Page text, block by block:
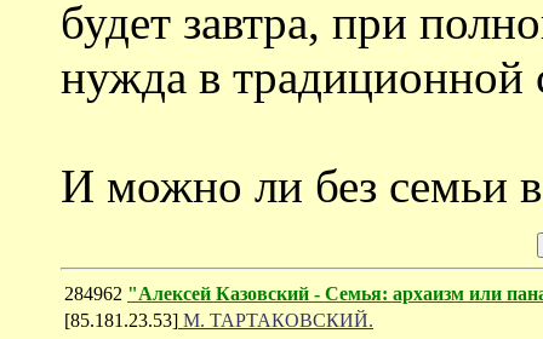
будет завтра, при
нужда в традиционной
И можно ли без семьи
284962 "Алексей Казовский - Семья: архаизм или
[85.181.23.53] М. ТАРТАКОВСКИЙ.